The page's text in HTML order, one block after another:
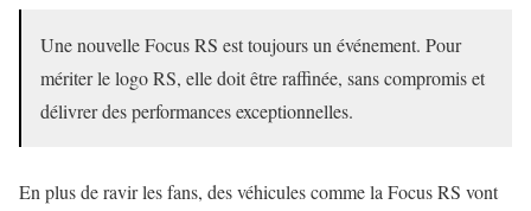
Une nouvelle Focus RS est toujours un événement. Pour
mériter le logo RS, elle doit être raffinée, sans compromis et
délivrer des performances exceptionnelles.
En plus de ravir les fans, des véhicules comme la Focus RS vont